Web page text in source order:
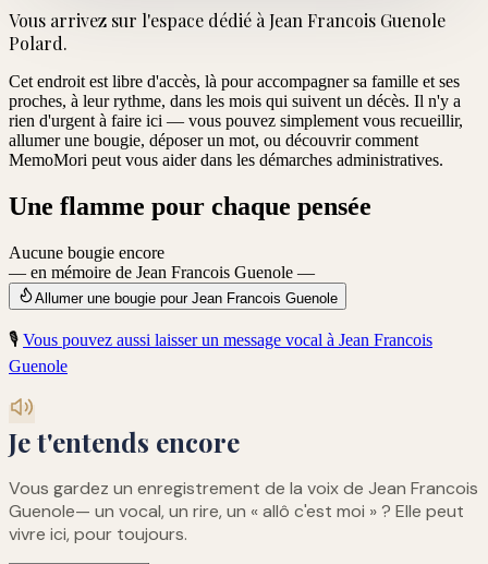
Vous arrivez sur l'espace dédié à Jean Francois Guenole
Polard.
Cet endroit est libre d'accès, là pour accompagner sa famille et ses
proches, à leur rythme, dans les mois qui suivent un décès. Il n'y a
rien d'urgent à faire ici — vous pouvez simplement vous recueillir,
allumer une bougie, déposer un mot, ou découvrir comment
MemoMori peut vous aider dans les démarches administratives.
Une flamme pour chaque pensée
Aucune bougie encore
— en mémoire de Jean Francois Guenole —
Allumer une bougie pour Jean Francois Guenole
🎙️ Vous pouvez aussi laisser un message vocal à Jean Francois
Guenole
Je t'entends encore
Vous gardez un enregistrement de la voix de Jean Francois
Guenole— un vocal, un rire, un « allô c'est moi » ? Elle peut
vivre ici, pour toujours.